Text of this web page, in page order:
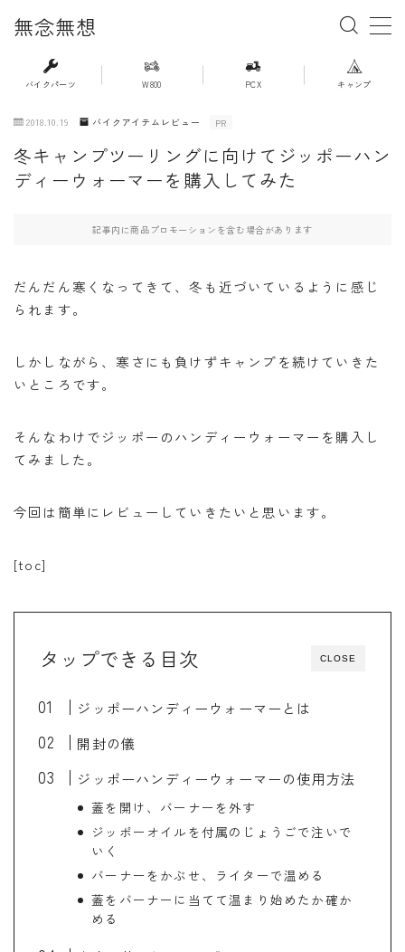
無念無想
MENU
・ホーム
・新着記事一覧
・人気記事ランキング
・杉浦かおるのバイク遍歴
・PCX(JK05）
・W800
RAMMOUNT TRX850
キャンプツーリング コミネ セダン
セロー250 タンクバッグ
ツーリング ドライバッグ ハンドルカバー
バイクサークル バイク整備
バンドック
フォルツァ ヘルメット マークX
メンテナンススタンド
リアボックス
バイクパーツ W800 PCX キャンプ
2018.10.19 バイクアイテムレビュー PR
冬キャンプツーリングに向けてジッポーハン
ディーウォーマーを購入してみた
記事内に商品プロモーションを含む場合があります
だんだん寒くなってきて、冬も近づいているように感じ
られます。
しかしながら、寒さにも負けずキャンプを続けていきた
いところです。
そんなわけでジッポーのハンディーウォーマーを購入し
てみました。
今回は簡単にレビューしていきたいと思います。
[toc]
CLOSE
タップできる目次
ジッポーハンディーウォーマーとは
開封の儀
ジッポーハンディーウォーマーの使用方法
蓋を開け、バーナーを外す
ジッポーオイルを付属のじょうごで注いで
いく
バーナーをかぶせ、ライターで温める
蓋をバーナーに当てて温まり始めたか確か
める